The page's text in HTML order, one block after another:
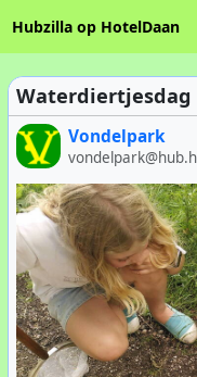
Hubzilla op HotelDaan
Waterdiertjesdag
Vondelpark